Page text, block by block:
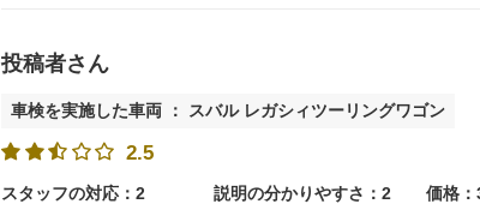
投稿者さん
車検を実施した車両 ： スバル レガシィツーリングワゴン
2.5
スタッフの対応：2 説明の分かりやすさ：2 価格：